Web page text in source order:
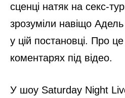
сценці натяк на секс-
зрозуміли навіщо
у цій постановці. Про
коментарях під відео.
У шоу Saturday Night